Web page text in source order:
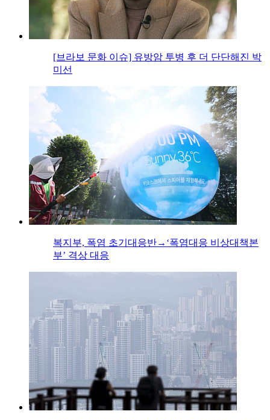
[브라보 문화 이슈] 유방암 투병 후 더 단단해진 박
미선
복지부, 폭염 초기대응반→‘폭염대응 비상대책본
부’ 격상 대응